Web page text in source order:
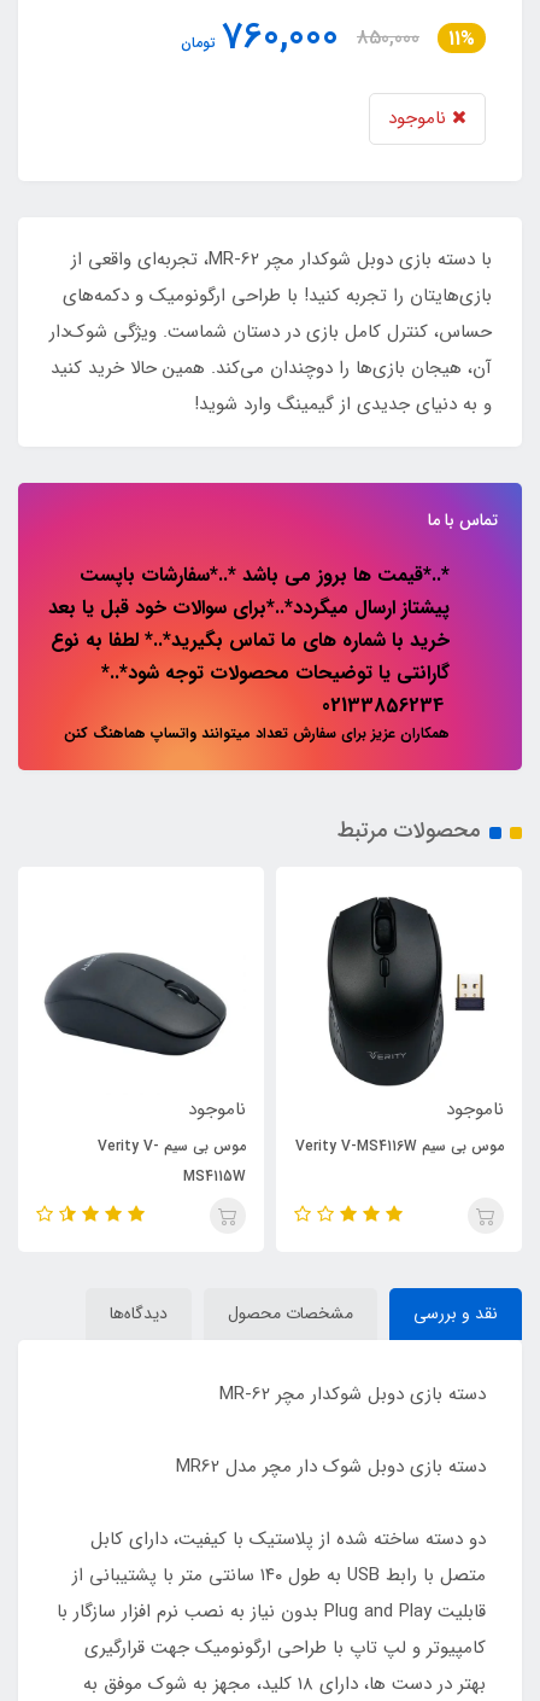
11%
850,000
760,000 تومان
ناموجود
با دسته بازی دوبل شوکدار مچر MR-62، تجربه‌ای واقعی از
بازی‌هایتان را تجربه کنید! با طراحی ارگونومیک و دکمه‌های
حساس، کنترل کامل بازی در دستان شماست. ویژگی شوک‌دار
آن، هیجان بازی‌ها را دوچندان می‌کند. همین حالا خرید کنید
و به دنیای جدیدی از گیمینگ وارد شوید!
تماس با ما
*..*قیمت ها بروز می باشد *..*سفارشات باپست
پیشتاز ارسال میگردد*..*برای سوالات خود قبل یا بعد
خرید با شماره های ما تماس بگیرید*..* لطفا به نوع
گارانتی یا توضیحات محصولات توجه شود*..*
همکاران عزیز برای سفارش تعداد میتوانند واتساپ هماهنگ کنن
محصولات مرتبط
ناموجود
موس بی سیم Verity V-MS4116W
ناموجود
موس بی سیم Verity V-
MS4115W
نقد و بررسی مشخصات محصول دیدگاه‌ها
دسته بازی دوبل شوکدار مچر MR-62
دسته بازی دوبل شوک دار مچر مدل MR62
دو دسته ساخته شده از پلاستیک با کیفیت، دارای کابل
متصل با رابط USB به طول ۱۴۰ سانتی متر با پشتیبانی از
قابلیت Plug and Play بدون نیاز به نصب نرم افزار سازگار با
کامپیوتر و لپ تاپ با طراحی ارگونومیک جهت قرارگیری
بهتر در دست ها، دارای ۱۸ کلید، مجهز به شوک موفق به